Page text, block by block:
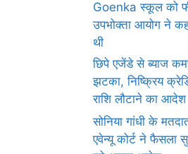
Goenka स्कूल को
उपभोक्ता आयोग ने
थी
छिपे एजेंडे से ब्याज
झटका, निष्क्रिय
राशि लौटाने का आदेश
सोनिया गांधी के
एवेन्यू कोर्ट ने फैसला